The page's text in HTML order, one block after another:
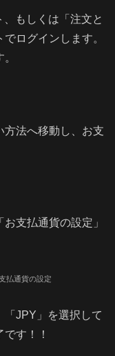
もしくは「注文と
ログインします。
方法へ移動し、お支
支払通貨の設定」
払通貨の設定
「JPY」を選択して
す！！